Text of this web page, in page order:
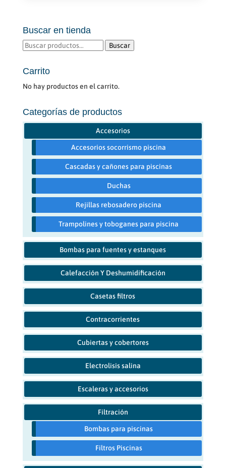
Buscar en tienda
Buscar
Buscar
Carrito
No hay productos en el carrito.
Categorías de productos
Accesorios
Accesorios socorrismo piscina
Cascadas y cañones para piscinas
Duchas
Rejillas rebosadero piscina
Trampolines y toboganes para piscina
Bombas para fuentes y estanques
Calefacción Y Deshumidificación
Casetas filtros
Contracorrientes
Cubiertas y cobertores
Electrolisis salina
Escaleras y accesorios
Filtración
Bombas para piscinas
Filtros Piscinas